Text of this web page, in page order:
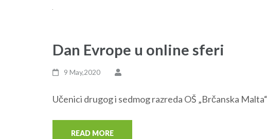
Dan Evrope u online sferi
9 May,2020
Učenici drugog i sedmog razreda OŠ „Brčanska
READ MORE